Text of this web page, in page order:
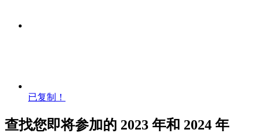
已复制！
查找您即将参加的 2023 年和 2024 年